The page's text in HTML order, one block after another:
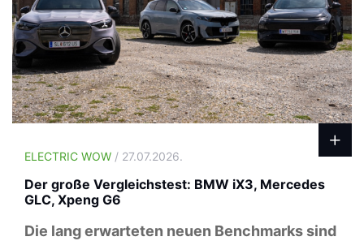
ELECTRIC WOW / 27.07.2026.
Der große Vergleichstest: BMW iX3, Mercedes
GLC, Xpeng G6
Die lang erwarteten neuen Benchmarks sind